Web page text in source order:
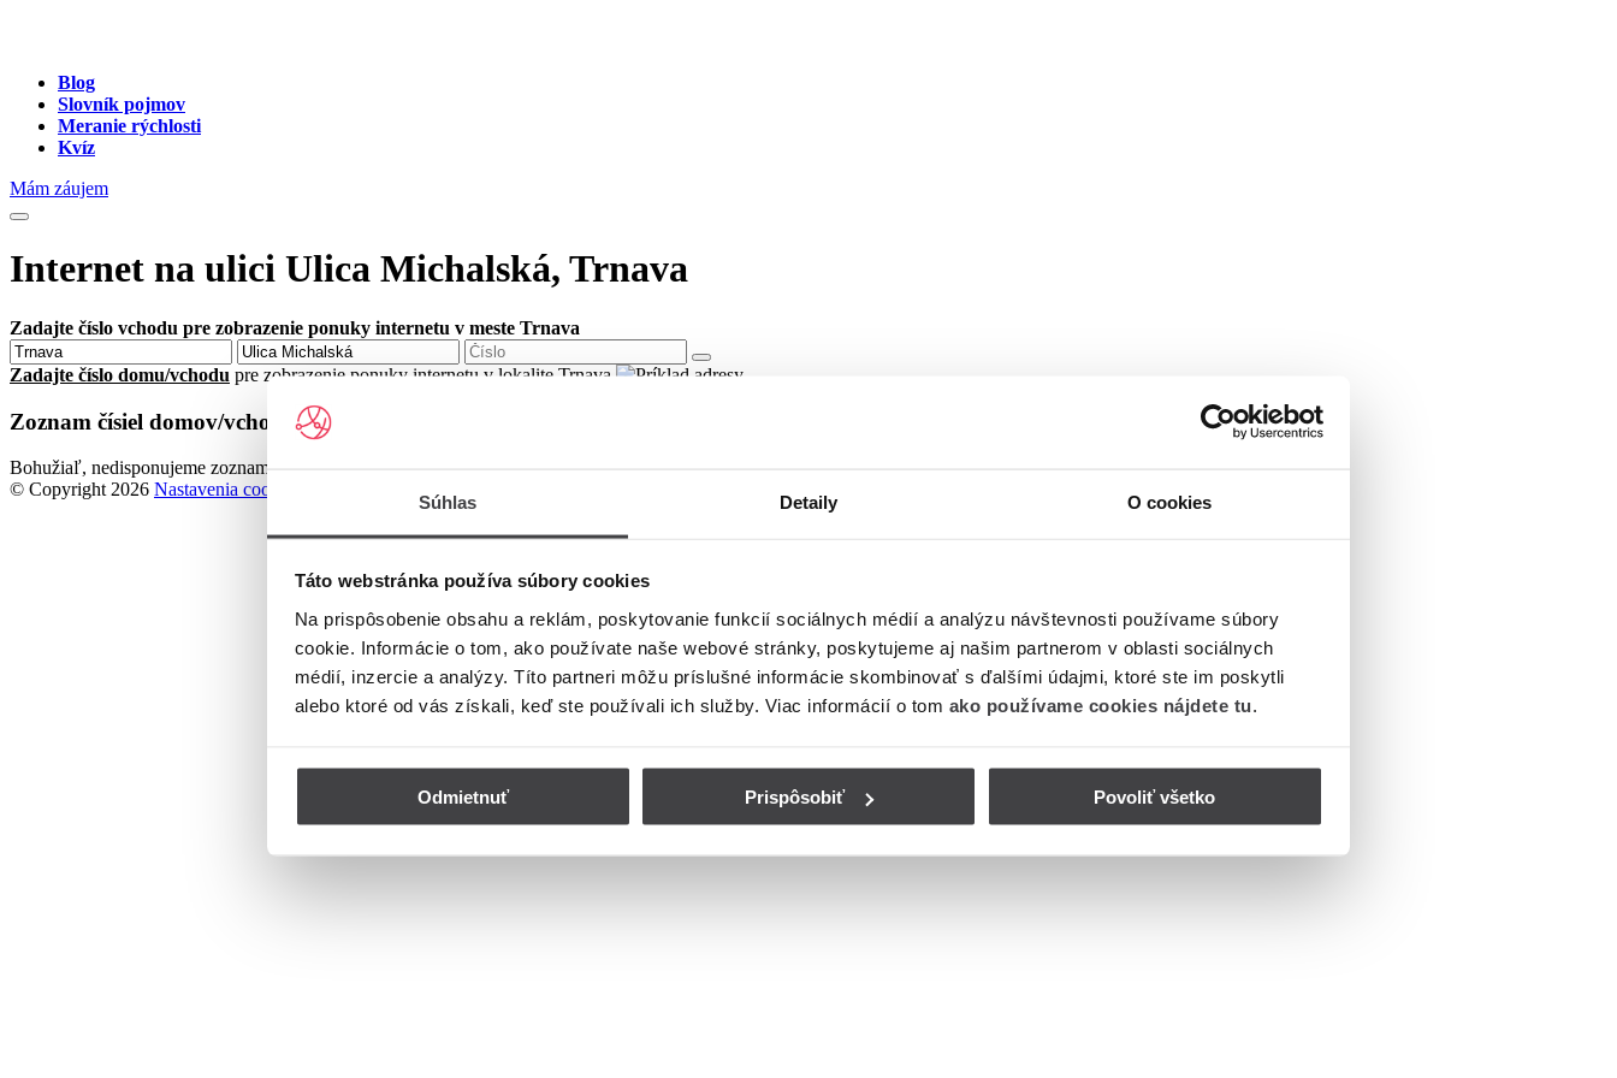
Súhlas Detaily O cookies
Táto webstránka používa súbory cookies
Na prispôsobenie obsahu a reklám, poskytovanie funkcií sociálnych médií a analýzu návštevnosti používame súbory
cookie. Informácie o tom, ako používate naše webové stránky, poskytujeme aj našim partnerom v oblasti sociálnych
médií, inzercie a analýzy. Títo partneri môžu príslušné informácie skombinovať s ďalšími údajmi, ktoré ste im poskytli
alebo ktoré od vás získali, keď ste používali ich služby. Viac informácií o tom ako používame cookies nájdete tu.
Odmietnuť Prispôsobiť Povoliť všetko
Blog
Slovník pojmov
Meranie rýchlosti
Kvíz
Mám záujem
Internet na ulici Ulica Michalská, Trnava
Zadajte číslo vchodu pre zobrazenie ponuky internetu v meste Trnava
Zadajte číslo domu/vchodu pre zobrazenie ponuky internetu v lokalite Trnava
Zoznam čísiel domov/vchodov na ulici Ulica Michalská v meste Trnava
Bohužiaľ, nedisponujeme zoznamom dostupných čísiel vchodov na ulici Ulica Michalská v meste Trnava.
© Copyright 2026 Nastavenia cookies